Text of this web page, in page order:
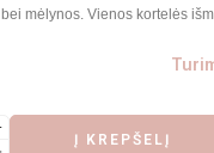
mėlynos. Vienos kortelės
Į KREPŠELĮ